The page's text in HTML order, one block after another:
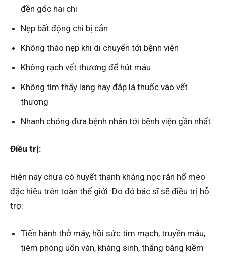
đền gốc hai chi
Nẹp bất động chi bị cắn
Không tháo nẹp khi di chuyển tới bệnh viện
Không rạch vết thương để hút máu
Không tìm thấy lang hay đắp lá thuốc vào vết
thương
Nhanh chóng đưa bệnh nhân tới bệnh viện gần nhất
Điều trị:
Hiện nay chưa có huyết thanh kháng nọc rắn hổ mèo
đặc hiệu trên toàn thế giới. Do đó bác sĩ sẽ điều trị hỗ
trợ:
Tiến hành thở máy, hồi sức tim mạch, truyền máu,
tiêm phòng uốn ván, kháng sinh, thăng bằng kiềm